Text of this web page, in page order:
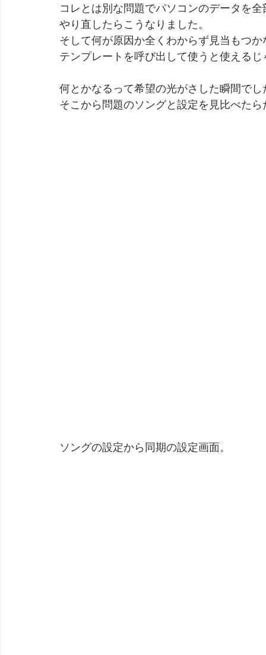
コレとは別な問題でパソコンのデータを
やり直したらこうなりました。
そして何が原因か全くわからず見当もつ
テンプレートを呼び出して使うと使えるじ
何とかなるって希望の光がさした瞬間でし
そこから問題のソングと設定を見比べた
ソングの設定から同期の設定画面。